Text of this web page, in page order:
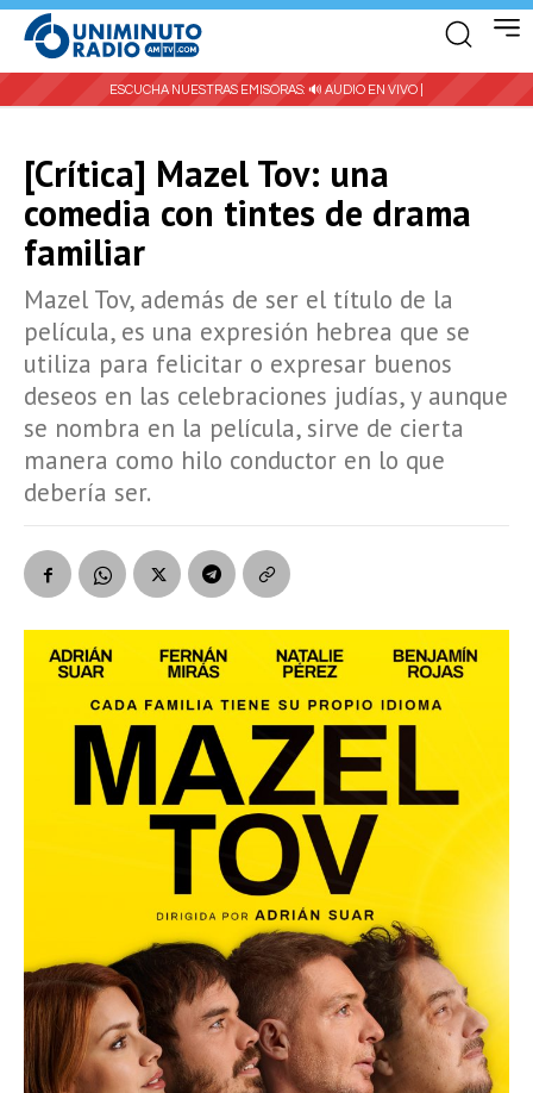
ESCUCHA NUESTRAS EMISORAS: 🔊 AUDIO EN VIVO |
[Crítica] Mazel Tov: una
comedia con tintes de drama
familiar
Mazel Tov, además de ser el título de la
película, es una expresión hebrea que se
utiliza para felicitar o expresar buenos
deseos en las celebraciones judías, y aunque
se nombra en la película, sirve de cierta
manera como hilo conductor en lo que
debería ser.